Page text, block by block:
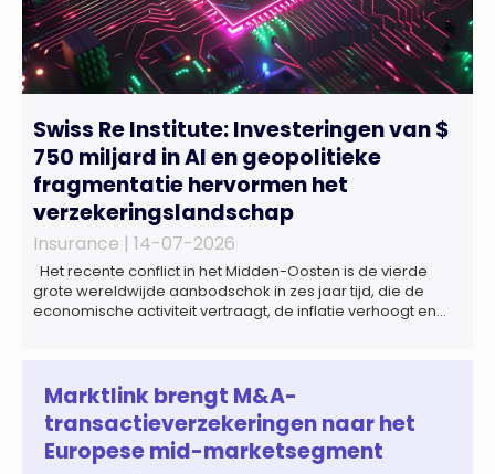
Swiss Re Institute: Investeringen van $
750 miljard in AI en geopolitieke
fragmentatie hervormen het
verzekeringslandschap
Insurance | 14-07-2026
Het recente conflict in het Midden-Oosten is de vierde
grote wereldwijde aanbodschok in zes jaar tijd, die de
economische activiteit vertraagt, de inflatie verhoogt en
wereldwijd naar verwachting afnemen tot 1,3% in reële
termen in […]
Marktlink brengt M&A-
transactieverzekeringen naar het
Europese mid-marketsegment